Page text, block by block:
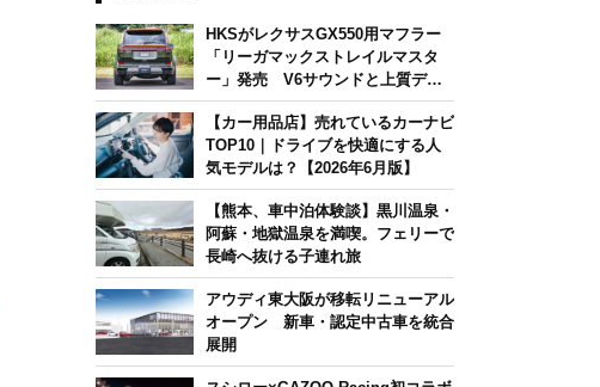
HKSがレクサスGX550用マフラー
「リーガマックストレイルマスタ
ー」発売 V6サウンドと上質デザ
インを両立
【カー用品店】売れているカーナビ
TOP10｜ドライブを快適にする人
気モデルは？【2026年6月版】
【熊本、車中泊体験談】黒川温泉・
阿蘇・地獄温泉を満喫。フェリーで
長崎へ抜ける子連れ旅
アウディ東大阪が移転リニューアル
オープン 新車・認定中古車を統合
展開